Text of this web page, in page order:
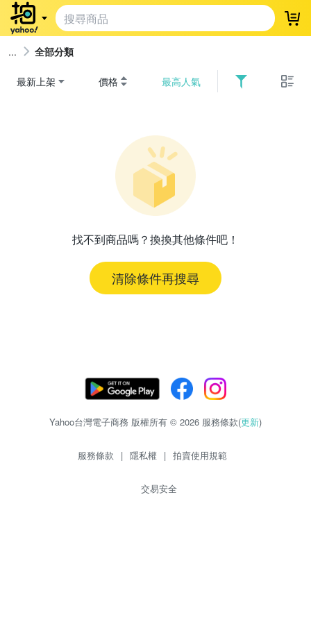
登
全部分類
最新上架 價格 最高人氣
找不到商品嗎？換換其他條件吧！
清除條件再搜尋
Yahoo台灣電子商務 版權所有 © 2026 服務條款(更新)
服務條款 | 隱私權 | 拍賣使用規範
交易安全